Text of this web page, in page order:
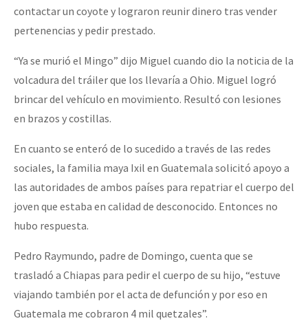
contactar un coyote y lograron reunir dinero tras vender
pertenencias y pedir prestado.
“Ya se murió el Mingo” dijo Miguel cuando dio la noticia de la
volcadura del tráiler que los llevaría a Ohio. Miguel logró
brincar del vehículo en movimiento. Resultó con lesiones
en brazos y costillas.
En cuanto se enteró de lo sucedido a través de las redes
sociales, la familia maya Ixil en Guatemala solicitó apoyo a
las autoridades de ambos países para repatriar el cuerpo del
joven que estaba en calidad de desconocido. Entonces no
hubo respuesta.
Pedro Raymundo, padre de Domingo, cuenta que se
trasladó a Chiapas para pedir el cuerpo de su hijo, “estuve
viajando también por el acta de defunción y por eso en
Guatemala me cobraron 4 mil quetzales”.